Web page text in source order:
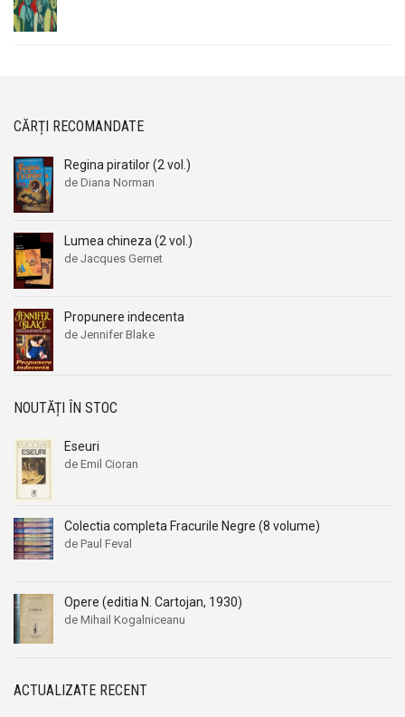
CĂRȚI RECOMANDATE
Regina piratilor (2 vol.)
de Diana Norman
Lumea chineza (2 vol.)
de Jacques Gernet
Propunere indecenta
de Jennifer Blake
NOUTĂȚI ÎN STOC
Eseuri
de Emil Cioran
Colectia completa Fracurile Negre (8 volume)
de Paul Feval
Opere (editia N. Cartojan, 1930)
de Mihail Kogalniceanu
ACTUALIZATE RECENT